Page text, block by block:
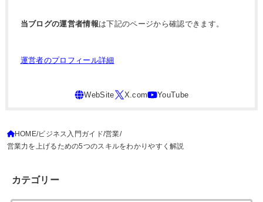
当ブログの運営者情報は下記のページから確認できます。
運営者のプロフィール詳細
HOME ビジネス入門ガイド 営業
営業力を上げるための5つのスキルをわかりやすく解説
カテゴリー